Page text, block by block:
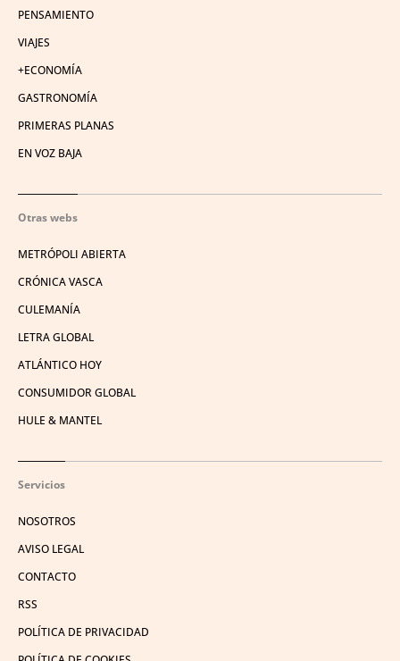
PENSAMIENTO
VIAJES
+ECONOMÍA
GASTRONOMÍA
PRIMERAS PLANAS
EN VOZ BAJA
Otras webs
METRÓPOLI ABIERTA
CRÓNICA VASCA
CULEMANÍA
LETRA GLOBAL
ATLÁNTICO HOY
CONSUMIDOR GLOBAL
HULE & MANTEL
Servicios
NOSOTROS
AVISO LEGAL
CONTACTO
RSS
POLÍTICA DE PRIVACIDAD